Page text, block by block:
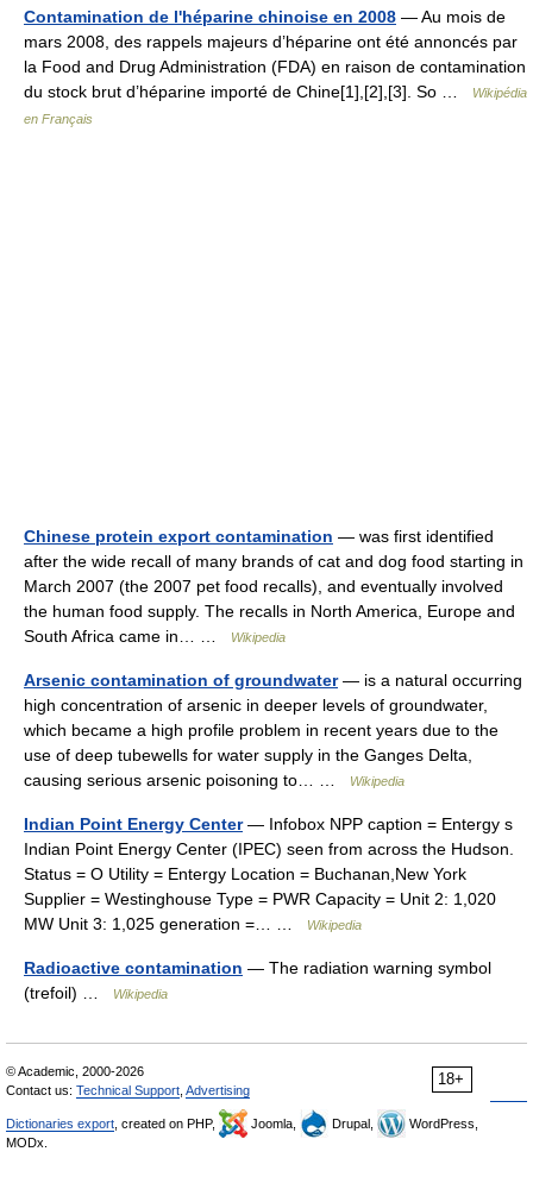
Contamination de l'héparine chinoise en 2008 — Au mois de
mars 2008, des rappels majeurs d’héparine ont été annoncés par
la Food and Drug Administration (FDA) en raison de contamination
du stock brut d’héparine importé de Chine[1],[2],[3]. So …
Wikipédia
en Français
Chinese protein export contamination — was first identified
after the wide recall of many brands of cat and dog food starting in
March 2007 (the 2007 pet food recalls), and eventually involved
the human food supply. The recalls in North America, Europe and
South Africa came in… …
Wikipedia
Arsenic contamination of groundwater— is a natural occurring
high concentration of arsenic in deeper levels of groundwater,
which became a high profile problem in recent years due to the
use of deep tubewells for water supply in the Ganges Delta,
causing serious arsenic poisoning to… …
Wikipedia
Indian Point Energy Center— Infobox NPP caption = Entergy s
Indian Point Energy Center (IPEC) seen from across the Hudson.
Status = O Utility = Entergy Location = Buchanan,New York
Supplier = Westinghouse Type = PWR Capacity = Unit 2: 1,020
MW Unit 3: 1,025 generation =… …
Wikipedia
Radioactive contamination — The radiation warning symbol
(trefoil) …
Wikipedia
18+
© Academic, 2000-2026
Contact us: Technical Support Advertising
Dictionaries export , created on PHP, Joomla, Drupal,
WordPress,
MODx.